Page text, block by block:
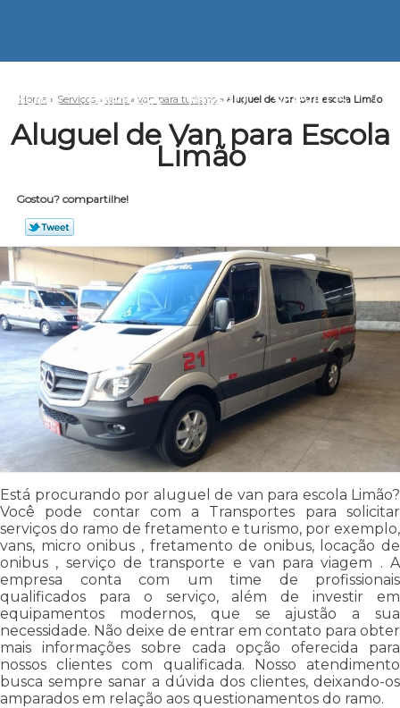
HOME EMPRESA MISSÃO SERVIÇOS
Home » Serviços » vans » van para turismo » aluguel de van para escola Limão
Aluguel de Van para Escola
Limão
Gostou? compartilhe!
Está procurando por aluguel de van para escola Limão?
Você pode contar com a Transportes para solicitar
serviços do ramo de fretamento e turismo, por exemplo,
vans, micro onibus , fretamento de onibus, locação de
onibus , serviço de transporte e van para viagem . A
empresa conta com um time de profissionais
qualificados para o serviço, além de investir em
equipamentos modernos, que se ajustão a sua
necessidade. Não deixe de entrar em contato para obter
mais informações sobre cada opção oferecida para
nossos clientes com qualificada. Nosso atendimento
busca sempre sanar a dúvida dos clientes, deixando-os
amparados em relação aos questionamentos do ramo.